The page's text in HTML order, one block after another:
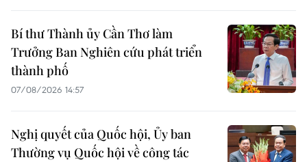
Bí thư Thành ủy Cần Thơ làm
Trưởng Ban Nghiên cứu phát triển
thành phố
07/08/2026 14:57
Nghị quyết của Quốc hội, Ủy ban
Thường vụ Quốc hội về công tác